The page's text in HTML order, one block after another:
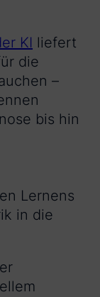
KI liefert
die
–
bis hin
Lernens
in die